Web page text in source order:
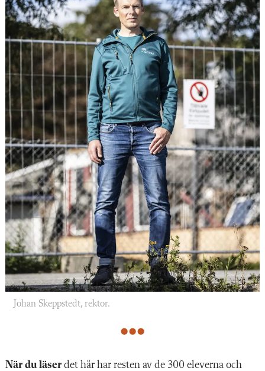
Johan Skeppstedt, rektor.
När du läser det här har resten av de 300 eleverna och